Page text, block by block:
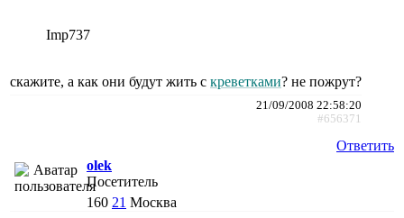
Imp737
скажите, а как они будут жить с креветками? не пожрут?
21/09/2008 22:58:20
#656371
Ответить
olek
Посетитель
160 21 Москва